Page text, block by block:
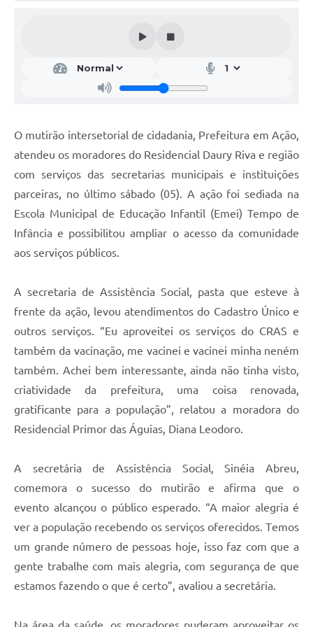
O mutirão intersetorial de cidadania, Prefeitura em Ação,
atendeu os moradores do Residencial Daury Riva e região
com serviços das secretarias municipais e instituições
parceiras, no último sábado (05). A ação foi sediada na
Escola Municipal de Educação Infantil (Emei) Tempo de
Infância e possibilitou ampliar o acesso da comunidade
aos serviços públicos.
A secretaria de Assistência Social, pasta que esteve à
frente da ação, levou atendimentos do Cadastro Único e
outros serviços. “Eu aproveitei os serviços do CRAS e
também da vacinação, me vacinei e vacinei minha neném
também. Achei bem interessante, ainda não tinha visto,
criatividade da prefeitura, uma coisa renovada,
gratificante para a população”, relatou a moradora do
Residencial Primor das Águias, Diana Leodoro.
A secretária de Assistência Social, Sinéia Abreu,
comemora o sucesso do mutirãoe afirma que o
evento alcançou o público esperado. “A maior alegria é
ver a população recebendo os serviços oferecidos. Temos
um grande número de pessoas hoje, isso faz com que a
gente trabalhe com mais alegria, com segurança de que
estamos fazendo o que é certo”, avaliou a secretária.